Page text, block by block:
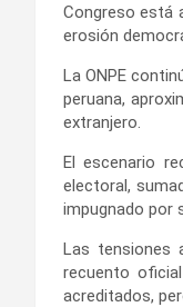
Congreso está
erosión
La ONPE
peruana,
extranjero.
El escenario
electoral,
impugnado por
Las tensiones
recuento
acreditados,